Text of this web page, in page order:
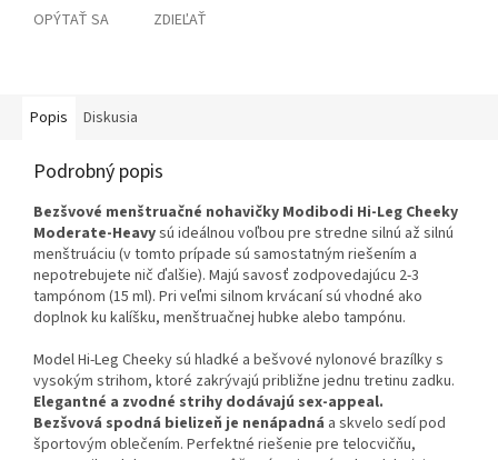
OPÝTAŤ SA ZDIEĽAŤ
Popis Diskusia
Podrobný popis
Bezšvové menštruačné nohavičky Modibodi Hi-Leg Cheeky
Moderate-Heavysú ideálnou voľbou pre stredne silnú až silnú
menštruáciu (v tomto prípade sú samostatným riešením a
nepotrebujete nič ďalšie). Majú savosť zodpovedajúcu 2-3
tampónom (15 ml). Pri veľmi silnom krvácaní sú vhodné ako
doplnok ku kalíšku, menštruačnej hubke alebo tampónu.
Model Hi-Leg Cheeky sú hladké a bešvové nylonové brazílky s
vysokým strihom, ktoré zakrývajú približne jednu tretinu zadku.
Elegantné a zvodné strihy dodávajú sex-appeal.
Bezšvová spodná bielizeň je nenápadná a skvelo sedí pod
športovým oblečením. Perfektné riešenie pre telocvičňu,